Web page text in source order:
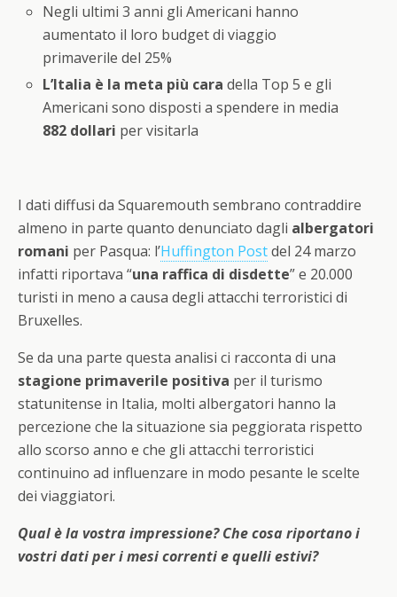
Negli ultimi 3 anni gli Americani hanno
aumentato il loro budget di viaggio
primaverile del 25%
L’Italia è la meta più cara della Top 5 e gli
Americani sono disposti a spendere in media
882 dollari per visitarla
I dati diffusi da Squaremouth sembrano contraddire
almeno in parte quanto denunciato dagli albergatori
romani per Pasqua: l’Huffington Postdel 24 marzo
infatti riportava “una raffica di disdette” e 20.000
turisti in meno a causa degli attacchi terroristici di
Bruxelles.
Se da una parte questa analisi ci racconta di una
stagione primaverile positiva per il turismo
statunitense in Italia, molti albergatori hanno la
percezione che la situazione sia peggiorata rispetto
allo scorso anno e che gli attacchi terroristici
continuino ad influenzare in modo pesante le scelte
dei viaggiatori.
Qual è la vostra impressione? Che cosa riportano i
vostri dati per i mesi correnti e quelli estivi?